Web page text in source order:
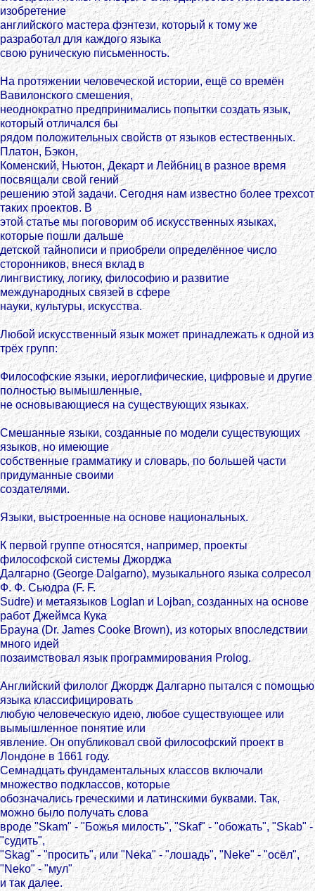
изобретение
английского мастера фэнтези, который к тому же
разработал для каждого языка
свою руническую письменность.
На протяжении человеческой истории, ещё со времён
Вавилонского смешения,
неоднократно предпринимались попытки создать язык,
который отличался бы
рядом положительных свойств от языков естественных.
Платон, Бэкон,
Коменский, Ньютон, Декарт и Лейбниц в разное время
посвящали свой гений
решению этой задачи. Сегодня нам известно более трехсот
таких проектов. В
этой статье мы поговорим об искусственных языках,
которые пошли дальше
детской тайнописи и приобрели определённое число
сторонников, внеся вклад в
лингвистику, логику, философию и развитие
международных связей в сфере
науки, культуры, искусства.
Любой искусственный язык может принадлежать к одной из
трёх групп:
Философские языки, иероглифические, цифровые и другие
полностью вымышленные,
не основывающиеся на существующих языках.
Смешанные языки, созданные по модели существующих
языков, но имеющие
собственные грамматику и словарь, по большей части
придуманные своими
создателями.
Языки, выстроенные на основе национальных.
К первой группе относятся, например, проекты
философской системы Джорджа
Далгарно (George Dalgarno), музыкального языка солресол
Ф. Ф. Сьюдра (F. F.
Sudre) и метаязыков Loglan и Lojban, созданных на основе
работ Джеймса Кука
Брауна (Dr. James Cooke Brown), из которых впоследствии
много идей
позаимствовал язык программирования Prolog.
Английский филолог Джордж Далгарно пытался с помощью
языка классифицировать
любую человеческую идею, любое существующее или
вымышленное понятие или
явление. Он опубликовал свой философский проект в
Лондоне в 1661 году.
Семнадцать фундаментальных классов включали
множество подклассов, которые
обозначались греческими и латинскими буквами. Так,
можно было получать слова
вроде "Skam" - "Божья милость", "Skaf" - "обожать", "Skab" -
"судить",
"Skag" - "просить", или "Neka" - "лошадь", "Neke" - "осёл",
"Neko" - "мул"
и так далее.